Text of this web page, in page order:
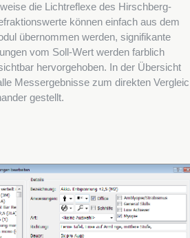
die Lichtreflexe des Hirschberg-
können einfach aus dem
übernommen werden, signifikante
vom Soll-Wert werden farblich
hervorgehoben. In der Übersicht
Messergebnisse zum direkten
gestellt.